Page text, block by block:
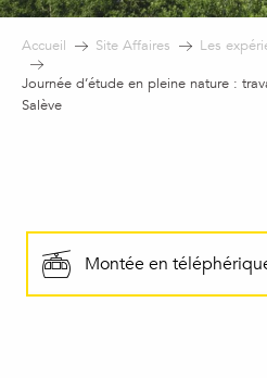
Accueil Site Affaires Les
Journée d’étude en pleine nature :
Salève
Montée en